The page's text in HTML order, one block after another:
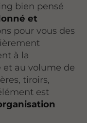
bien pensé
et
pour vous des
à la
et au volume de
tiroirs,
est